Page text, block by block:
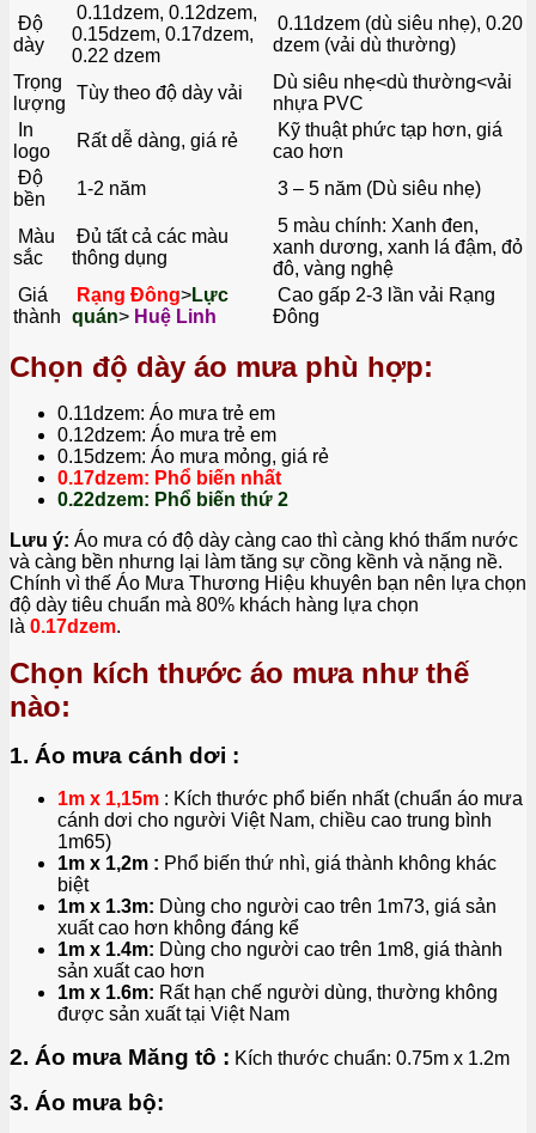
Độ
dày
0.11dzem, 0.12dzem,
0.15dzem, 0.17dzem,
0.22 dzem
0.11dzem (dù siêu nhẹ), 0.20
dzem (vải dù thường)
Trọng
lượng
Tùy theo độ dày vải
Dù siêu nhẹ<dù thường<vải
nhựa PVC
In
logo
Rất dễ dàng, giá rẻ
Kỹ thuật phức tạp hơn, giá
cao hơn
Độ
bền
1-2 năm 3 – 5 năm (Dù siêu nhẹ)
Màu
sắc
Đủ tất cả các màu
thông dụng
5 màu chính: Xanh đen,
xanh dương, xanh lá đậm, đỏ
đô, vàng nghệ
Giá
thành
Rạng Đông>Lực
quán> Huệ Linh
Cao gấp 2-3 lần vải Rạng
Đông
Chọn độ dày áo mưa phù hợp:
0.11dzem: Áo mưa trẻ em
0.12dzem: Áo mưa trẻ em
0.15dzem: Áo mưa mỏng, giá rẻ
0.17dzem: Phổ biến nhất
0.22dzem: Phổ biến thứ 2
Lưu ý: Áo mưa có độ dày càng cao thì càng khó thấm nước
và càng bền nhưng lại làm tăng sự cồng kềnh và nặng nề.
Chính vì thế Áo Mưa Thương Hiệu khuyên bạn nên lựa chọn
độ dày tiêu chuẩn mà 80% khách hàng lựa chọn
là 0.17dzem.
Chọn kích thước áo mưa như thế
nào:
1. Áo mưa cánh dơi :
1m x 1,15m : Kích thước phổ biến nhất (chuẩn áo mưa
cánh dơi cho người Việt Nam, chiều cao trung bình
1m65)
1m x 1,2m : Phổ biến thứ nhì, giá thành không khác
biệt
1m x 1.3m: Dùng cho người cao trên 1m73, giá sản
xuất cao hơn không đáng kể
1m x 1.4m: Dùng cho người cao trên 1m8, giá thành
sản xuất cao hơn
1m x 1.6m: Rất hạn chế người dùng, thường không
được sản xuất tại Việt Nam
2. Áo mưa Măng tô : Kích thước chuẩn: 0.75m x 1.2m
3. Áo mưa bộ: